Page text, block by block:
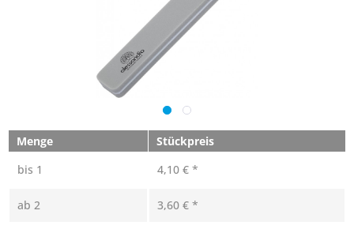
Menge
Stückpreis
bis 1 4,10 € *
ab 2 3,60 € *